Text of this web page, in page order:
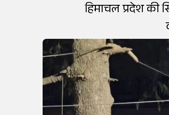
हिमाचल प्रदेश की